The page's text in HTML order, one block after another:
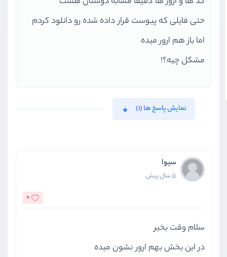
حتی فایلی که پیوست قرار داده شده رو دانلود کردم
اما باز هم ارور میده
مشکل چیه؟!
نمایش پاسخ ها (1)
سیوا
5 سال پیش
0
سلام وقت بخیر
در این بخش بهم ارور نشون میده